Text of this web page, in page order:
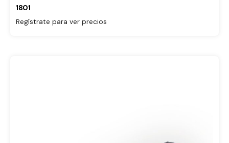
1801
Regístrate para ver precios